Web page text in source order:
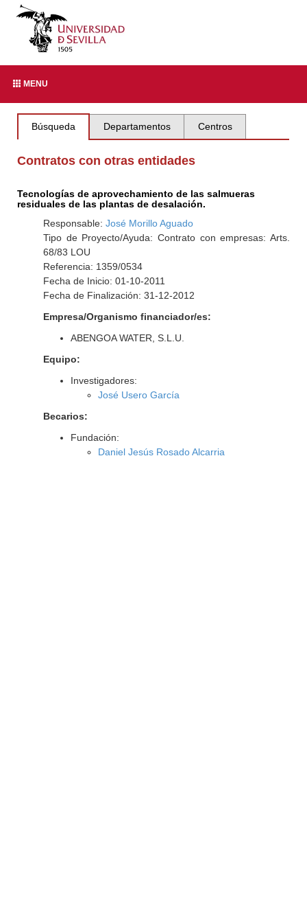
MENU
Búsqueda Departamentos Centros
Contratos con otras entidades
Tecnologías de aprovechamiento de las salmueras
residuales de las plantas de desalación.
Responsable: José Morillo Aguado
Tipo de Proyecto/Ayuda: Contrato con empresas: Arts.
68/83 LOU
Referencia: 1359/0534
Fecha de Inicio: 01-10-2011
Fecha de Finalización: 31-12-2012
Empresa/Organismo financiador/es:
ABENGOA WATER, S.L.U.
Equipo:
Investigadores:
José Usero García
Becarios:
Fundación:
Daniel Jesús Rosado Alcarria